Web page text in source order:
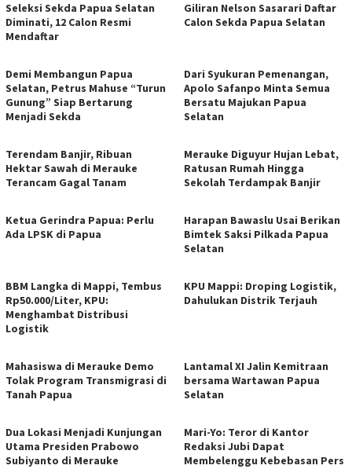
Seleksi Sekda Papua Selatan
Diminati, 12 Calon Resmi
Mendaftar
Giliran Nelson Sasarari Daftar
Calon Sekda Papua Selatan
Demi Membangun Papua
Selatan, Petrus Mahuse “Turun
Gunung” Siap Bertarung
Menjadi Sekda
Dari Syukuran Pemenangan,
Apolo Safanpo Minta Semua
Bersatu Majukan Papua
Selatan
Terendam Banjir, Ribuan
Hektar Sawah di Merauke
Terancam Gagal Tanam
Merauke Diguyur Hujan Lebat,
Ratusan Rumah Hingga
Sekolah Terdampak Banjir
Ketua Gerindra Papua: Perlu
Ada LPSK di Papua
Harapan Bawaslu Usai Berikan
Bimtek Saksi Pilkada Papua
Selatan
BBM Langka di Mappi, Tembus
Rp50.000/Liter, KPU:
Menghambat Distribusi
Logistik
KPU Mappi: Droping Logistik,
Dahulukan Distrik Terjauh
Mahasiswa di Merauke Demo
Tolak Program Transmigrasi di
Tanah Papua
Lantamal XI Jalin Kemitraan
bersama Wartawan Papua
Selatan
Dua Lokasi Menjadi Kunjungan
Utama Presiden Prabowo
Subiyanto di Merauke
Mari-Yo: Teror di Kantor
Redaksi Jubi Dapat
Membelenggu Kebebasan Pers